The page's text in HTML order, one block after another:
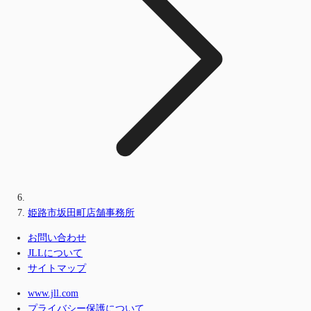
姫路市坂田町店舗事務所
お問い合わせ
JLLについて
サイトマップ
www.jll.com
プライバシー保護について